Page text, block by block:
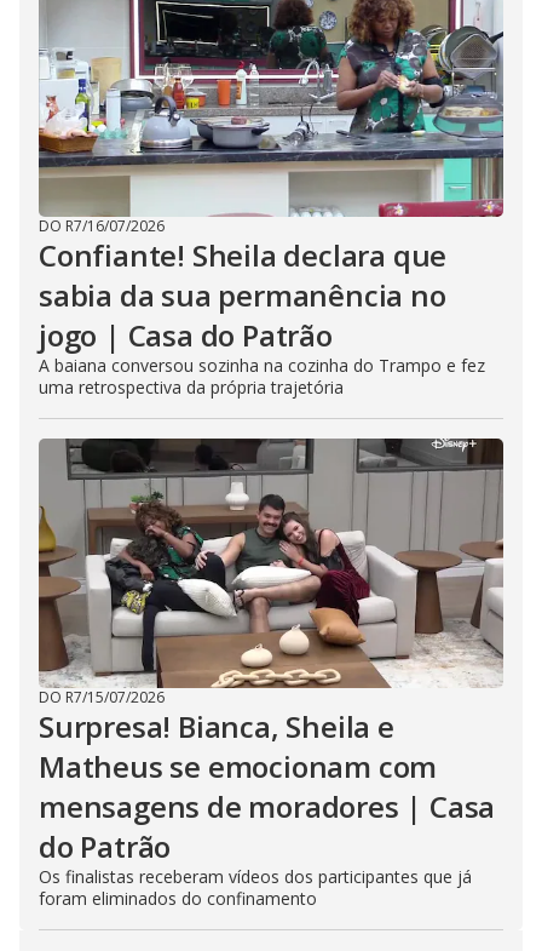
DO R7/16/07/2026
Confiante! Sheila declara que
sabia da sua permanência no
jogo | Casa do Patrão
A baiana conversou sozinha na cozinha do Trampo e fez
uma retrospectiva da própria trajetória
DO R7/15/07/2026
Surpresa! Bianca, Sheila e
Matheus se emocionam com
mensagens de moradores | Casa
do Patrão
Os finalistas receberam vídeos dos participantes que já
foram eliminados do confinamento